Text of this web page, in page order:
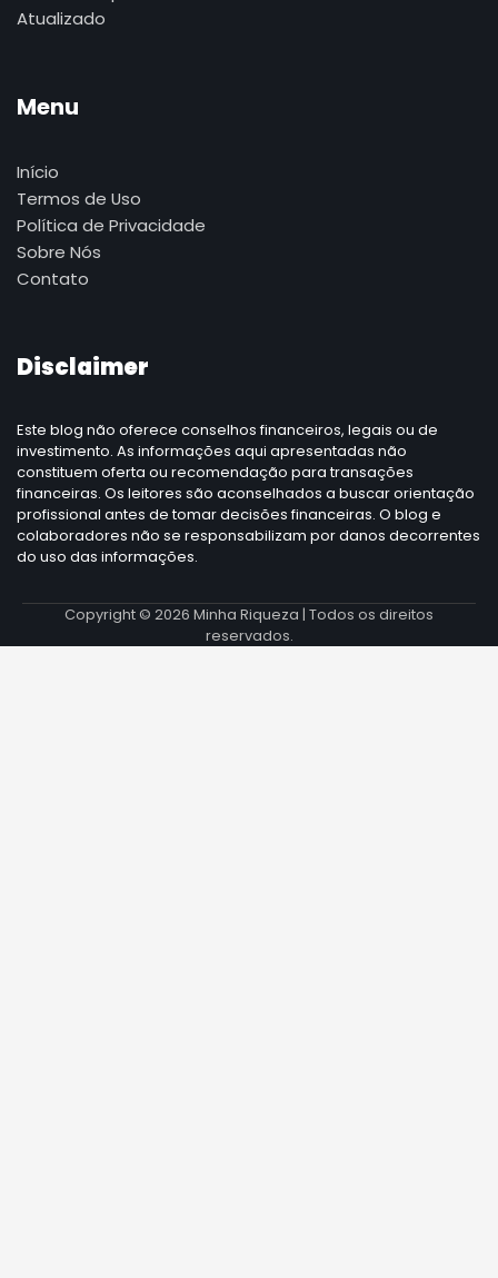
Atualizado
Menu
Início
Termos de Uso
Política de Privacidade
Sobre Nós
Contato
Disclaimer
Este blog não oferece conselhos financeiros, legais ou de
investimento. As informações aqui apresentadas não
constituem oferta ou recomendação para transações
financeiras. Os leitores são aconselhados a buscar orientação
profissional antes de tomar decisões financeiras. O blog e
colaboradores não se responsabilizam por danos decorrentes
do uso das informações.
Copyright © 2026 Minha Riqueza | Todos os direitos
reservados.